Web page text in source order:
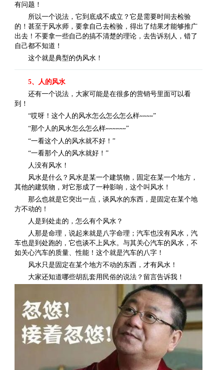
有问题！
所以一个说法，它到底成不成立？它是需要时间去检验
的！甚至于风水师，要拿自己去检验，得出了结果才能够推广
出去！不要拿一些自己的搞不清楚的理论，去告诉别人，错了
自己都不知道！
这个就是典型的伪风水！
5、人的风水
还有一个说法，大家可能是在很多的营销号里面可以看
到！
“哎呀！这个人的风水怎么怎么怎么样~~~~”
“那个人的风水怎么怎么样~~~~~~”
“一看这个人的风水就不好！”
“一看那个人的风水就好！”
人没有风水！
风水是什么？风水是某一个建筑物，固定在某一个地方，
其他的建筑物，对它形成了一种影响，这个叫风水！
那么也就是它突出一点，谈风水的东西，是固定在某个地
方不动的！
人是到处走的，怎么有个风水？
人那是命理，说起来就是八字命理；汽车也没有风水，汽
车也是到处跑的，它也谈不上风水。与其关心汽车的风水，不
如关心汽车的质量、性能！这个就是汽车的八字！
风水只是固定在某个地方不动的东西，才有风水！
大家还知道哪些胡乱套用民俗的说法？留言告诉我！